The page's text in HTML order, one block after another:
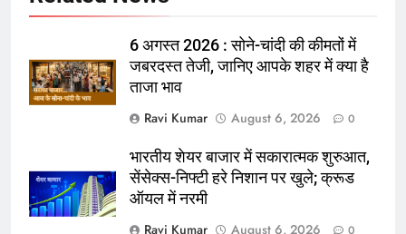
6 अगस्त 2026 : सोने-चांदी की कीमतों में
जबरदस्त तेजी, जानिए आपके शहर में क्या है
ताजा भाव
Ravi Kumar
August 6, 2026 0
भारतीय शेयर बाजार में सकारात्मक शुरुआत,
सेंसेक्स-निफ्टी हरे निशान पर खुले; क्रूड
ऑयल में नरमी
Ravi Kumar
August 6, 2026